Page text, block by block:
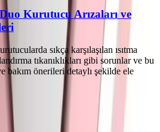
Kurutucu Arızaları ve
sıkça karşılaşılan ısıtma
tıkanıklıkları gibi sorunlar ve bu
bakım önerileri detaylı şekilde ele